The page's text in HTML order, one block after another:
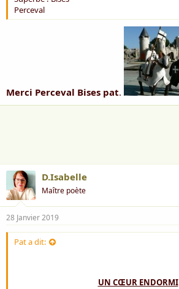
Perceval
Merci Perceval Bises pat.
D.Isabelle
Maître poète
28 Janvier 2019
Pat a dit:
UN CŒUR ENDORMI